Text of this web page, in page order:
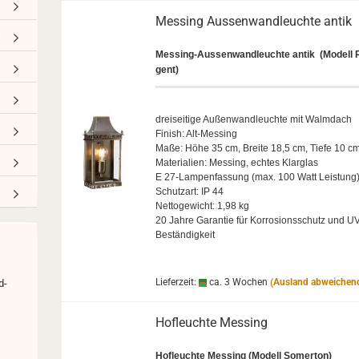
Aussenleuchten klassisch
Mes­sing Aus­sen­wand­leuch­te antik
Messing-​Aussenwandleuchte antik (Mo­dell
gent)
drei­sei­ti­ge Au­ßen­wand­leuch­te mit Walm­dach
Fi­nish: Alt-​Messing
Maße: Höhe 35 cm, Brei­te 18,5 cm, Tiefe 10
Ma­te­ria­li­en: Mes­sing, ech­tes Klar­glas
E 27-​Lampenfassung (max. 100 Watt Leis­tung)
Schutz­art: IP 44
Net­to­ge­wicht: 1,98 kg
20 Jahre Ga­ran­tie für Kor­ro­si­ons­schutz und
Beständigkeit
Lieferzeit: ca. 3 Wochen (Ausland
Hof­leuch­te Mes­sing
Hof­leuch­te Mes­sing (Mo­dell So­mer­ton)